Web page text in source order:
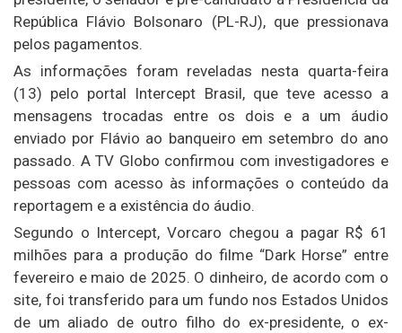
República Flávio Bolsonaro (PL-RJ), que pressionava
pelos pagamentos.
As informações foram reveladas nesta quarta-feira
(13) pelo portal Intercept Brasil, que teve acesso a
mensagens trocadas entre os dois e a um áudio
enviado por Flávio ao banqueiro em setembro do ano
passado. A TV Globo confirmou com investigadores e
pessoas com acesso às informações o conteúdo da
reportagem e a existência do áudio.
Segundo o Intercept, Vorcaro chegou a pagar R$ 61
milhões para a produção do filme “Dark Horse” entre
fevereiro e maio de 2025. O dinheiro, de acordo com o
site, foi transferido para um fundo nos Estados Unidos
de um aliado de outro filho do ex-presidente, o ex-